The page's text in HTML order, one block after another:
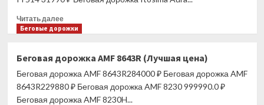
Читать далееПрочитать
больше
дорожка
ITOSIMA
AURA
REMOTE
Беговые дорожки
Беговая дорожка AMF 8643R (Лучшая цена)
Беговая дорожка AMF 8643R284000 ₽ Беговая дорожка AMF
8643R229880 ₽ Беговая дорожка AMF 8230 999990.0 ₽
Беговая дорожка AMF 8230H...